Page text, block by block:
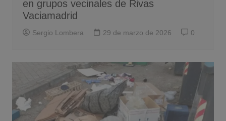
en grupos vecinales de Rivas
Vaciamadrid
Sergio Lombera 29 de marzo de 2026 0